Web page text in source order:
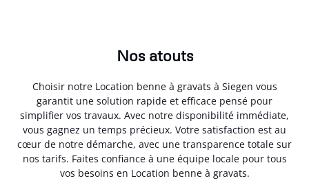
Nos atouts
Choisir notre Location benne à gravats à Siegen vous
garantit une solution rapide et efficace pensé pour
simplifier vos travaux. Avec notre disponibilité immédiate,
vous gagnez un temps précieux. Votre satisfaction est au
cœur de notre démarche, avec une transparence totale sur
nos tarifs. Faites confiance à une équipe locale pour tous
vos besoins en Location benne à gravats.